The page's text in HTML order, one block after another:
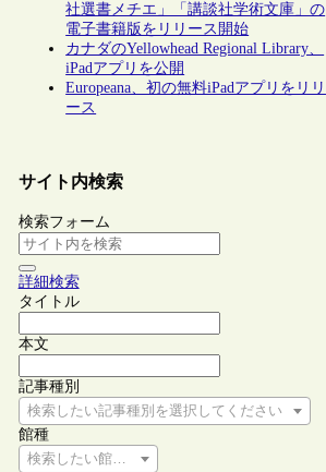
社選書メチエ」「講談社学術文庫」の
電子書籍版をリリース開始
カナダのYellowhead Regional Library、
iPadアプリを公開
Europeana、初の無料iPadアプリをリリ
ース
サイト内検索
検索フォーム
詳細検索
タイトル
本文
記事種別
検索したい記事種別を選択してください
館種
検索したい館種を選択してください